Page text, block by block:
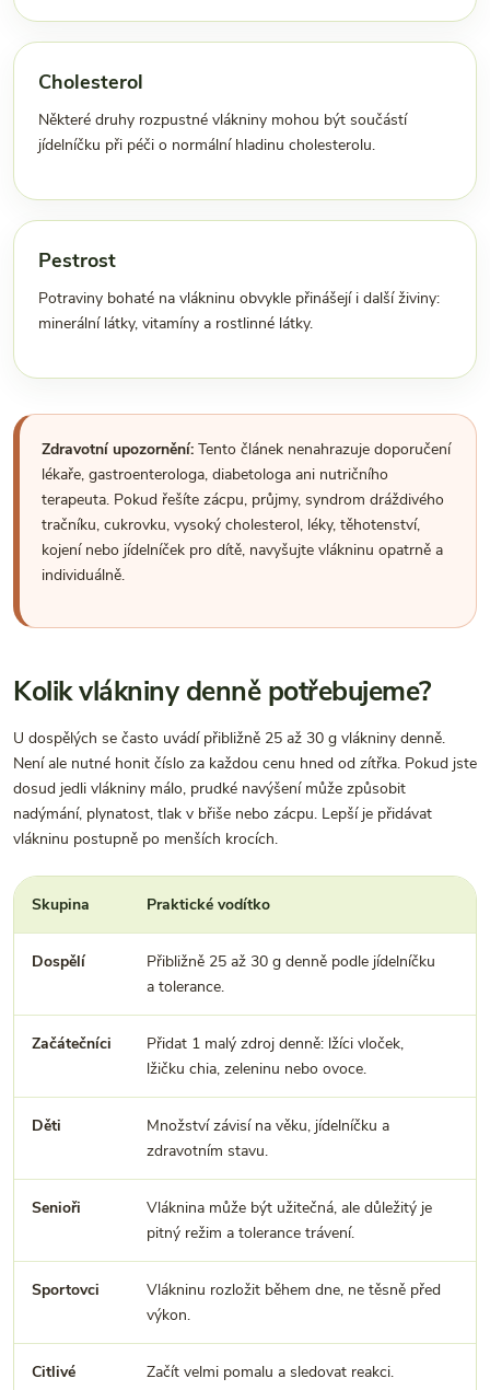
Cholesterol
Některé druhy rozpustné vlákniny mohou být součástí
jídelníčku při péči o normální hladinu cholesterolu.
Pestrost
Potraviny bohaté na vlákninu obvykle přinášejí i další živiny:
minerální látky, vitamíny a rostlinné látky.
Zdravotní upozornění: Tento článek nenahrazuje doporučení
lékaře, gastroenterologa, diabetologa ani nutričního
terapeuta. Pokud řešíte zácpu, průjmy, syndrom dráždivého
tračníku, cukrovku, vysoký cholesterol, léky, těhotenství,
kojení nebo jídelníček pro dítě, navyšujte vlákninu opatrně a
individuálně.
Kolik vlákniny denně potřebujeme?
U dospělých se často uvádí přibližně 25 až 30 g vlákniny denně.
Není ale nutné honit číslo za každou cenu hned od zítřka. Pokud jste
dosud jedli vlákniny málo, prudké navýšení může způsobit
nadýmání, plynatost, tlak v břiše nebo zácpu. Lepší je přidávat
vlákninu postupně po menších krocích.
Skupina Praktické vodítko
Dospělí
Přibližně 25 až 30 g denně podle jídelníčku
a tolerance.
Začátečníci
Přidat 1 malý zdroj denně: lžíci vloček,
lžičku chia, zeleninu nebo ovoce.
Děti
Množství závisí na věku, jídelníčku a
zdravotním stavu.
Senioři
Vláknina může být užitečná, ale důležitý je
pitný režim a tolerance trávení.
Sportovci
Vlákninu rozložit během dne, ne těsně před
výkon.
Citlivé
Začít velmi pomalu a sledovat reakci.